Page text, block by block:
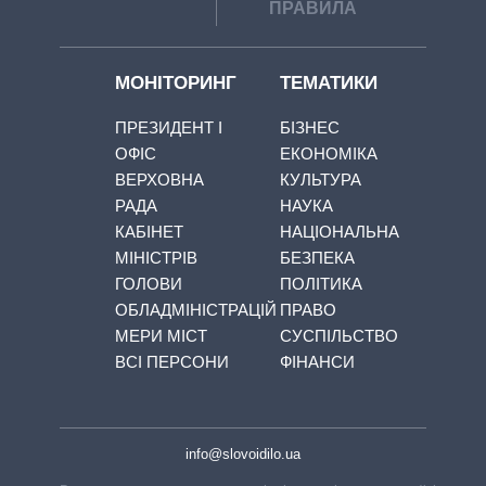
ПРАВИЛА
МОНІТОРИНГ
ПРЕЗИДЕНТ І
ОФІС
ВЕРХОВНА
РАДА
КАБІНЕТ
МІНІСТРІВ
ГОЛОВИ
ОБЛАДМІНІСТРАЦІЙ
МЕРИ МІСТ
ВСІ ПЕРСОНИ
ТЕМАТИКИ
БІЗНЕС
ЕКОНОМІКА
КУЛЬТУРА
НАУКА
НАЦІОНАЛЬНА
БЕЗПЕКА
ПОЛІТИКА
ПРАВО
СУСПІЛЬСТВО
ФІНАНСИ
info@slovoidilo.ua